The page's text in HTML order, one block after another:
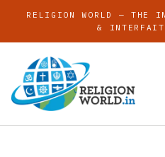
RELIGION WORLD — THE
&